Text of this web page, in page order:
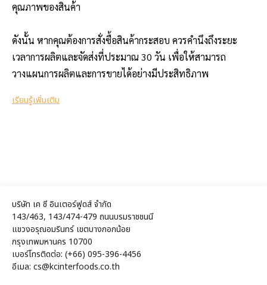
คุณภาพของสินค้า
ดังนั้น หากคุณต้องการสั่งซื้อสินค้ากระสอบ ควรคำนึงถึงระยะ
เวลาการผลิตและจัดส่งที่ประมาณ 30 วัน เพื่อให้สามารถ
วางแผนการผลิตและการขายได้อย่างมีประสิทธิภาพ
เรียนรู้เพิ่มเติม
บริษัท เค ซี อินเตอร์ฟูดส์ จำกัด
143/463, 143/474-479 ถนนบรมราชชนนี
แขวงอรุณอมรินทร์ เขตบางกอกน้อย
กรุงเทพมหานคร 10700
เบอร์โทรติดต่อ: (+66) 095-396-4456
อีเมล: cs@kcinterfoods.co.th